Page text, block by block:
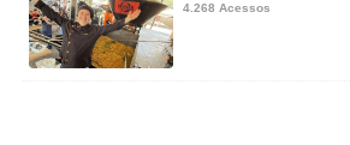
4.268 Acessos